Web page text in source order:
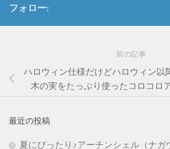
フォロー:
前の記事
ハロウィン仕様だけどハロウィン以
木の実をたっぷり使ったコロコロ
最近の投稿
夏にぴったり♪アーチンシェル（ナガ